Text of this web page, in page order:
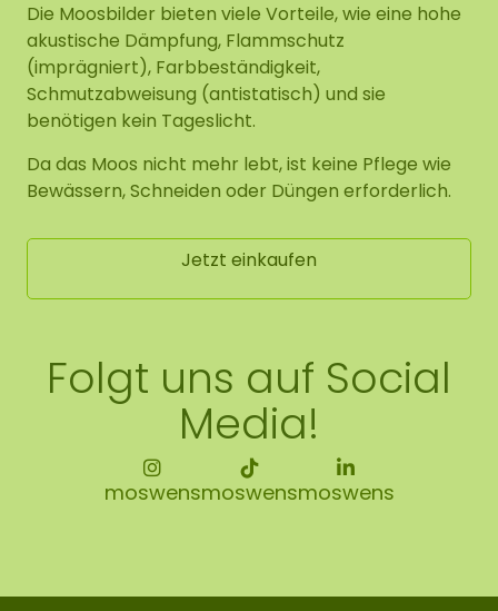
Die Moosbilder bieten viele Vorteile, wie eine hohe
akustische Dämpfung, Flammschutz
(imprägniert), Farbbeständigkeit,
Schmutzabweisung (antistatisch) und sie
benötigen kein Tageslicht.
Da das Moos nicht mehr lebt, ist keine Pflege wie
Bewässern, Schneiden oder Düngen erforderlich.
Jetzt einkaufen
Folgt uns auf Social
Media!
moswensmoswensmoswens